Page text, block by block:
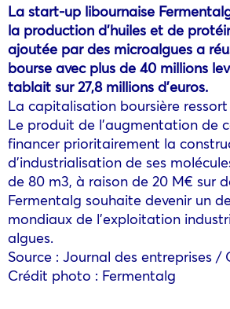
La start-up libournaise
la production d’huiles et de
ajoutée par des microalgues a
bourse avec plus de 40 millions
tablait sur 27,8 millions d’euros.
La capitalisation boursière ressort
Le produit de l’augmentation de
financer prioritairement la
d’industrialisation de ses
de 80 m3, à raison de 20 M€ sur
Fermentalg souhaite devenir un
mondiaux de l’exploitation
algues.
Source : Journal des entreprises
Crédit photo : Fermentalg